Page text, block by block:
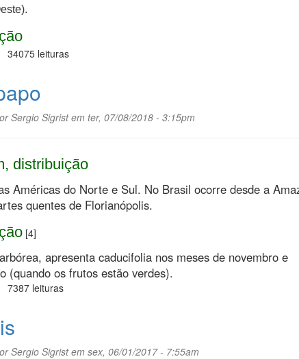
34075 leituras
Sergio Sigristem ter, 07/08/2018 - 3:15pm
distribuição
Américas do Norte e Sul. No Brasil ocorre desde a
quentes de Florianópolis.
[4]
apresenta caducifolia nos meses de novembro e
(quando os frutos estão verdes).
7387 leituras
Sergio Sigristem sex, 06/01/2017 - 7:55am